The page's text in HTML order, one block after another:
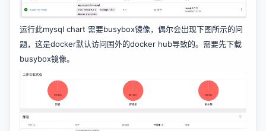
运行此mysql chart 需要busybox镜像，偶尔会出现下图所示的问
题，这是docker默认访问国外的docker hub导致的。需要先下载
busybox镜像。